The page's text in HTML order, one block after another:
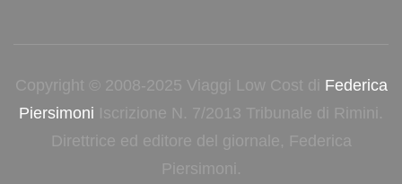
Copyright © 2008-2025 Viaggi Low Cost di Federica
Piersimoni Iscrizione N. 7/2013 Tribunale di Rimini.
Direttrice ed editore del giornale, Federica
Piersimoni.